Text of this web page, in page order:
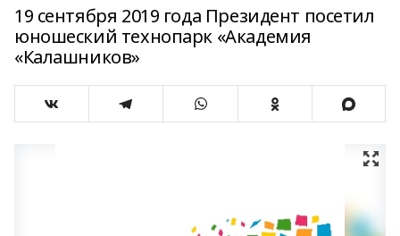
19 сентября 2019 года Президент посетил
юношеский технопарк «Академия
«Калашников»